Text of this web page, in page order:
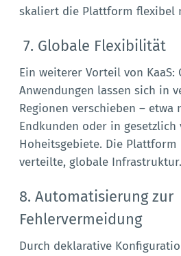
skaliert die Plattform flexibel
7. Globale Flexibilität
Ein weiterer Vorteil von
Anwendungen lassen sich in
Regionen verschieben – etwa
Endkunden oder in gesetzlich
Hoheitsgebiete. Die
verteilte, globale Infrastruktur.
8. Automatisierung zur
Fehlervermeidung
Durch deklarative